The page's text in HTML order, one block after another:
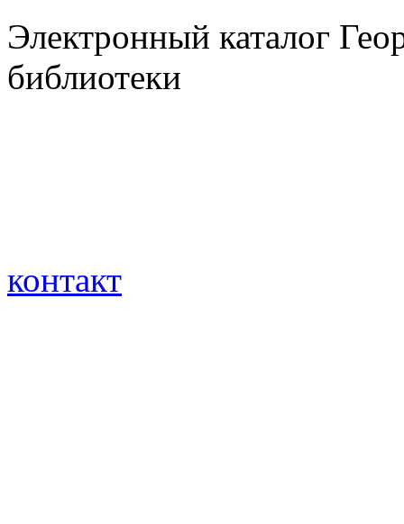
Электронный каталог
библиотеки
контакт